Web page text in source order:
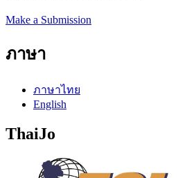
Make a Submission
ภาษา
ภาษาไทย
English
ThaiJo